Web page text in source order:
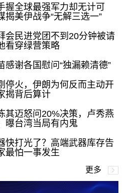
握全球最强军力却无计可
揭美伊战争“无解三选一”
会民进党团不到20分钟被请
看穿绿营策略
感谢各国慰问“独漏赖清德”
停火，伊朗为何反而主动开
揭背后算计
其迈怒问20%决策，卢秀燕
曝台湾当局有内鬼
快打光了？高端武器库存告
最怕一事发生
更多